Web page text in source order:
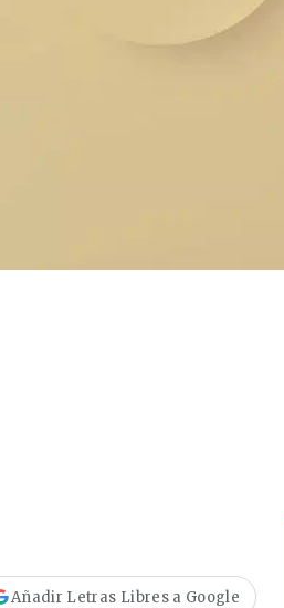
Añadir Letras Libres a Google